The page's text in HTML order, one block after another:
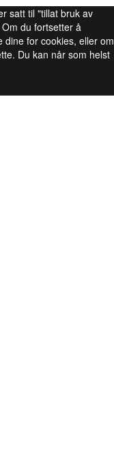
satt til "tillat bruk av
du fortsetter å
dine for cookies, eller om
Du kan når som helst